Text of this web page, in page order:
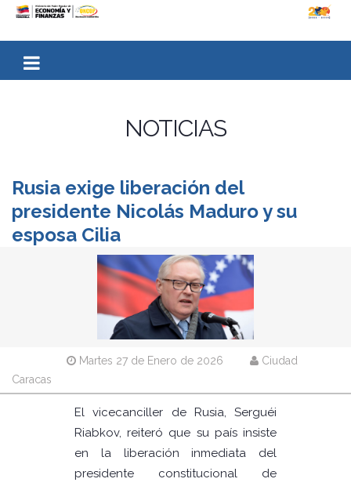
NOTICIAS
Rusia exige liberación del
presidente Nicolás Maduro y su
esposa Cilia
Martes 27 de Enero de 2026
Ciudad
Caracas
El vicecanciller de Rusia, Serguéi
Riabkov, reiteró que su país insiste
en la liberación inmediata del
presidente constitucional de